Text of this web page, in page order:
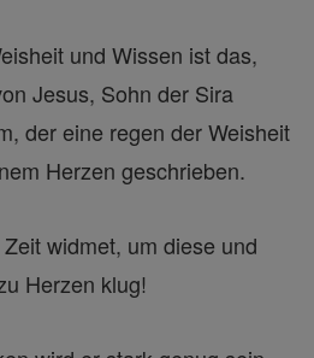
und Wissen ist das,
Jesus, Sohn der Sira
der eine regen der Weisheit
Herzen geschrieben.
widmet, um diese und
Herzen klug!